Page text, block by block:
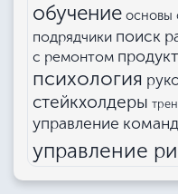
обучение основы
подрядчики поиск
с ремонтом продукт
психология
стейкхолдеры
управление
управление